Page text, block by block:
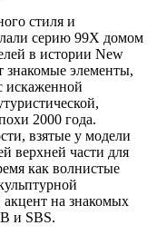
стиля и
серию 99X домом
в истории New
знакомые элементы,
искаженной
2000 года.
взятые у модели
верхней части для
как волнистые
на знакомых
и SBS.